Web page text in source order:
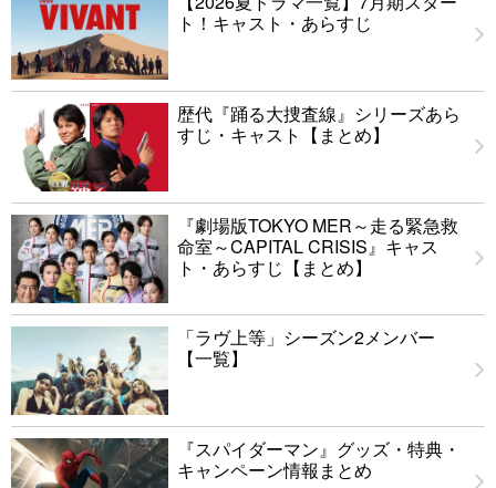
ト！キャスト・あらすじ
歴代『踊る大捜査線』シリーズあら
すじ・キャスト【まとめ】
『劇場版TOKYO MER～走る緊急救
命室～CAPITAL CRISIS』キャス
ト・あらすじ【まとめ】
「ラヴ上等」シーズン2メンバー
【一覧】
『スパイダーマン』グッズ・特典・
キャンペーン情報まとめ